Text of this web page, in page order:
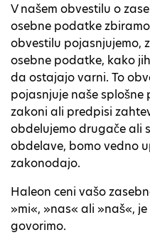
V našem obvestilu o
osebne podatke
obvestilu pojasnjujemo,
osebne podatke, kako
da ostajajo varni. To
pojasnjuje naše
zakoni ali predpisi
obdelujemo drugače ali
obdelave, bomo vedno
zakonodajo.
Haleon ceni vašo
»mi«, »nas« ali »naš«,
govorimo.